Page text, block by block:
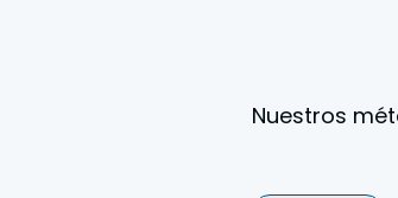
Nuestros